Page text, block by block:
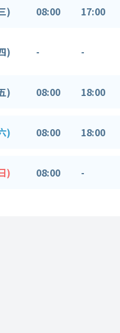
) 08:00 17:00
) - -
) 08:00 18:00
) 08:00 18:00
) 08:00 -